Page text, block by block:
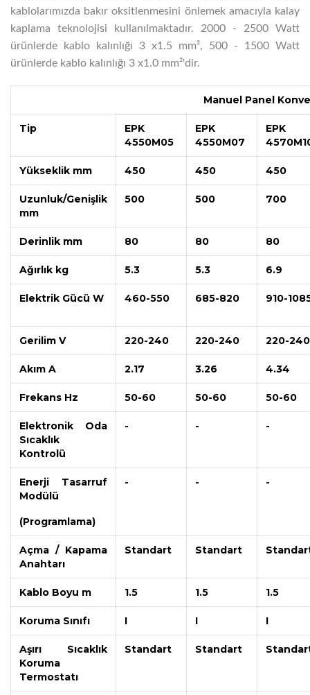
kablolarımızda bakır oksitlenmesini önlemek amacıyla kalay
kaplama teknolojisi kullanılmaktadır. 2000 - 2500 Watt
ürünlerde kablo kalınlığı 3 x1.5 mm², 500 - 1500 Watt
ürünlerde kablo kalınlığı 3 x1.0 mm²'dir.
Manuel Panel
Tip
EPK
4550M05
EPK
4550M07
EPK
Yükseklik mm 450 450 450
Uzunluk/Genişlik
mm
500 500 700
Derinlik mm 80 80 80
Ağırlık kg 5.3 5.3 6.9
Elektrik Gücü W 460-550 685-820 910-
Gerilim V 220-240 220-240 220-240
Akım A 2.17 3.26 4.34
Frekans Hz 50-60 50-60 50-60
Elektronik Oda
Sıcaklık
Kontrolü
- - -
Enerji Tasarruf
Modülü
(Programlama)
- - -
Açma / Kapama
Anahtarı
Standart Standart
Kablo Boyu m 1.5 1.5 1.5
Koruma Sınıfı I I I
Aşırı Sıcaklık
Koruma
Termostatı
Standart Standart